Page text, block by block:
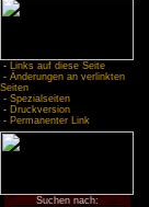
- Links auf diese Seite
- Änderungen an verlinkten
Seiten
- Spezialseiten
- Druckversion
- Permanenter Link
Suchen nach: